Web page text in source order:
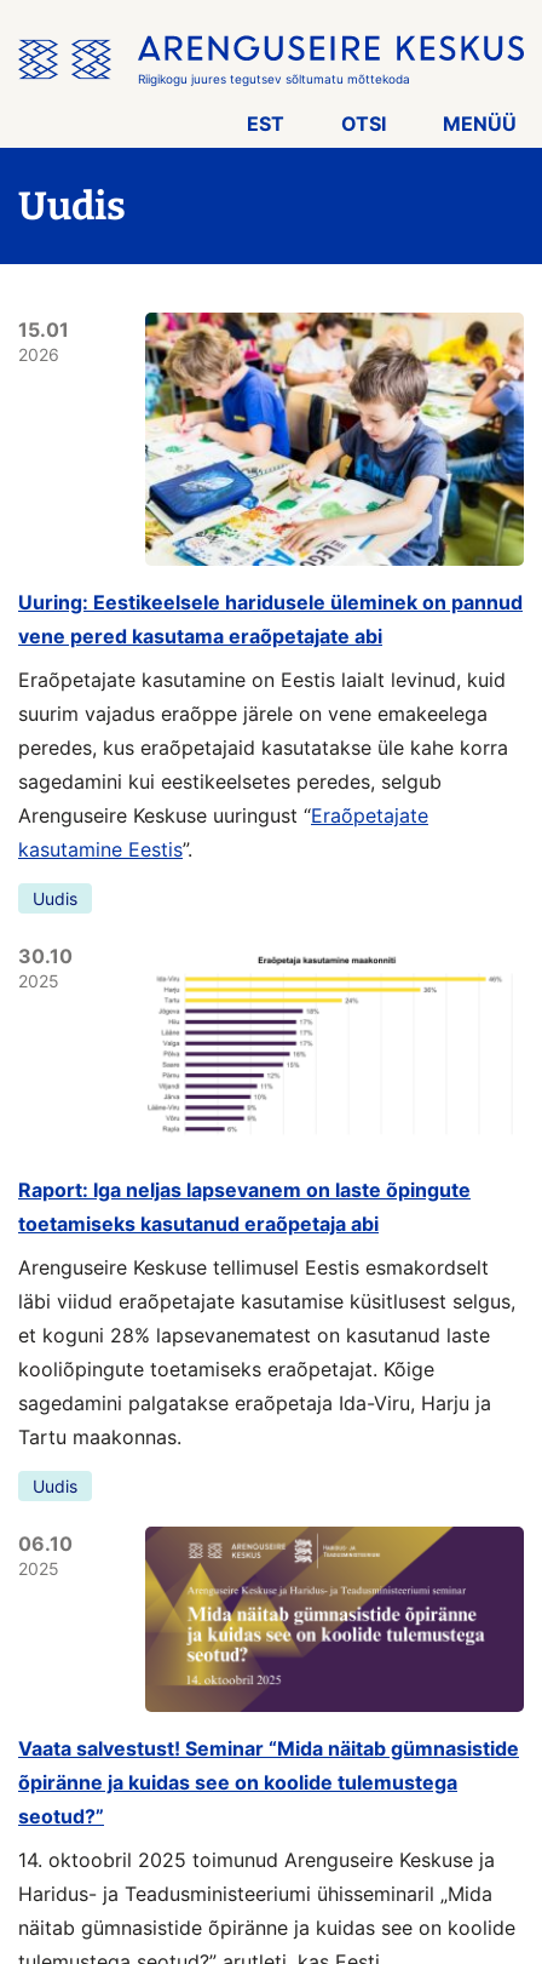
menüü
vahele
Riigikogu juures tegutsev sõltumatu mõttekoda
EST OTSI MENÜÜ
Uudis
15.01
2026
Uuring: Eestikeelsele haridusele üleminek on pannud
vene pered kasutama eraõpetajate abi
Eraõpetajate kasutamine on Eestis laialt levinud, kuid
suurim vajadus eraõppe järele on vene emakeelega
peredes, kus eraõpetajaid kasutatakse üle kahe korra
sagedamini kui eestikeelsetes peredes, selgub
Arenguseire Keskuse uuringust “Eraõpetajate
kasutamine Eestis”.
Uudis
30.10
2025
Raport: Iga neljas lapsevanem on laste õpingute
toetamiseks kasutanud eraõpetaja abi
Arenguseire Keskuse tellimusel Eestis esmakordselt
läbi viidud eraõpetajate kasutamise küsitlusest selgus,
et koguni 28% lapsevanematest on kasutanud laste
kooliõpingute toetamiseks eraõpetajat. Kõige
sagedamini palgatakse eraõpetaja Ida-Viru, Harju ja
Tartu maakonnas.
Uudis
06.10
2025
Vaata salvestust! Seminar “Mida näitab gümnasistide
õpiränne ja kuidas see on koolide tulemustega
seotud?”
14. oktoobril 2025 toimunud Arenguseire Keskuse ja
Haridus- ja Teadusministeeriumi ühisseminaril „Mida
näitab gümnasistide õpiränne ja kuidas see on koolide